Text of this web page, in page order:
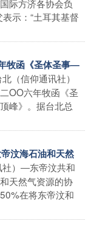
际方济各协会负
示：“土耳其基督
牧函《圣体圣事―
北（信仰通讯社）
OO六年牧函《圣
峰》。据台北总
汶海石油和天然
社）―东帝汶共和
天然气资源的协
在将东帝汶和